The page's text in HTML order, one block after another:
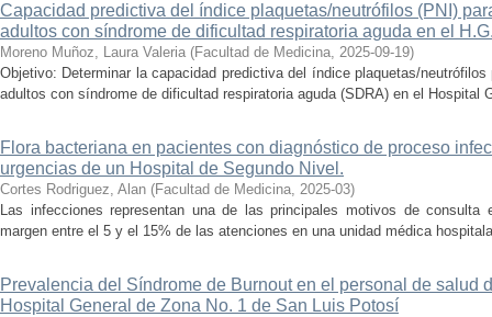
Capacidad predictiva del índice plaquetas/neutrófilos (PNI)
adultos con síndrome de dificultad respiratoria aguda en el
Moreno Muñoz, Laura Valeria (Facultad de Medicina, 2025-09-19)
Objetivo: Determinar la capacidad predictiva del índice plaquetas/
adultos con síndrome de dificultad respiratoria aguda (SDRA) en el Hospital
Flora bacteriana en pacientes con diagnóstico de proceso
urgencias de un Hospital de Segundo Nivel.
Cortes Rodriguez, Alan (Facultad de Medicina, 2025-03)
Las infecciones representan una de las principales motivos de
margen entre el 5 y el 15% de las atenciones en una unidad médica
Prevalencia del Síndrome de Burnout en el personal de salud
Hospital General de Zona No. 1 de San Luis Potosí